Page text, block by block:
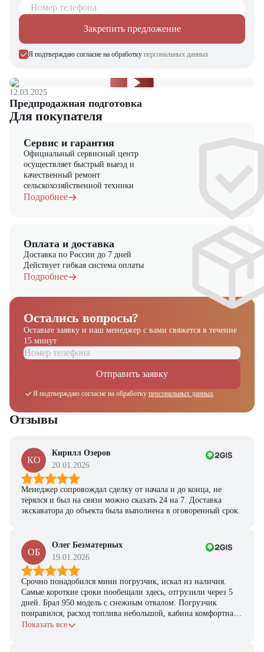
Bomag BW 24 RH – надежный выбор профессионалов! В каталоге
"ЦТО" вы найдете полный ассортимент дорожной техники и
сопутствующего оборудования от ведущих мировых
производителей.
Номер телефона
Закрепить предложение
Я подтверждаю согласие на обработку персональных данных
12.03.2025
Предпродажная подготовка
Для покупателя
Сервис и гарантия
Официальный сервисный центр
осуществляет быстрый выезд и
качественный ремонт
сельскохозяйственной техники
Подробнее
Оплата и доставка
Доставка по России до 7 дней
Действует гибкая система оплаты
Подробнее
Остались вопросы?
Оставьте заявку и наш менеджер с вами свяжется в течение
15 минут
Отправить заявку
Я подтверждаю согласие на обработку персональных данных
Отзывы
КО
Кирилл Озеров
20.01.2026
Менеджер сопровождал сделку от начала и до конца, не
терялся и был на связи можно сказать 24 на 7. Доставка
экскаватора до объекта была выполнена в оговоренный срок.
ОБ
Олег Безматерных
19.01.2026
Срочно понадобился мини погрузчик, искал из наличия.
Самые короткие сроки пообещали здесь, отгрузили через 5
дней. Брал 950 модель с снежным отвалом. Погрузчик
понравился, расход топлива небольшой, кабина комфортная,
с задачами справляется.
Показать все
Получите выгодное
предложение на спецтехнику
из наличия!
Ответьте на несколько вопросов — мы предоставим